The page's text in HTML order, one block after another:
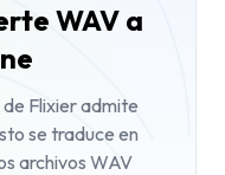
WAV a
Flixier admite
se traduce en
archivos WAV